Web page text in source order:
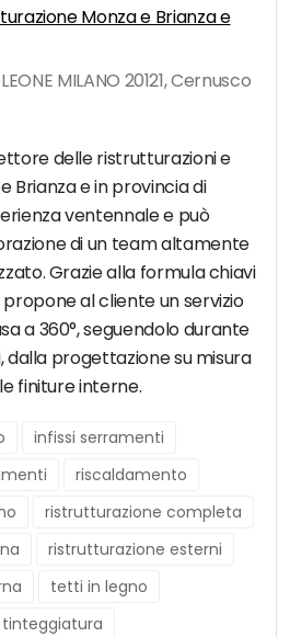
Monza e Brianza e
MILANO 20121, Cernusco
delle ristrutturazioni e
Brianza e in provincia di
ventennale e può
di un team altamente
Grazie alla formula chiavi
al cliente un servizio
a 360°, seguendolo durante
dalla progettazione su misura
finiture interne.
infissi serramenti
riscaldamento
ristrutturazione completa
ristrutturazione esterni
tetti in legno
tinteggiatura